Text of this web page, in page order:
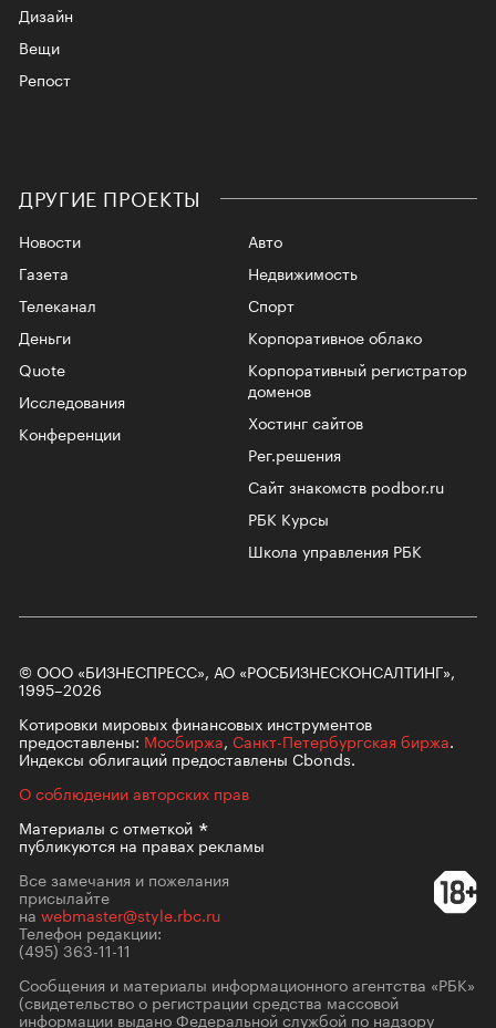
Дизайн
Вещи
Репост
ДРУГИЕ ПРОЕКТЫ
Новости
Газета
Телеканал
Авто
Недвижимость
Спорт
Корпоративное облако
Корпоративный регистратор
доменов
Хостинг сайтов
Рег.решения
Сайт знакомств podbor.ru
РБК Курсы
Школа управления РБК
Деньги
Quote
Исследования
Конференции
© ООО «БИЗНЕСПРЕСС», АО «РОСБИЗНЕСКОНСАЛТИНГ»,
1995–2026
Котировки мировых финансовых инструментов
предоставлены: Мосбиржа, Санкт-Петербургская биржа.
Индексы облигаций предоставлены Cbonds.
О соблюдении авторских прав
Материалы сотметкой
публикуются на правах рекламы
Все замечания и пожелания
присылайте
на webmaster@style.rbc.ru
Телефон редакции:
(495) 363-11-11
Сообщения и материалы информационного агентства «РБК»
(свидетельство о регистрации средства массовой
информации выдано Федеральной службой по надзору